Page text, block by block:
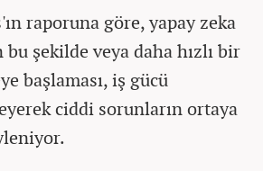
raporuna göre, yapay zeka
şekilde veya daha hızlı bir
başlaması, iş gücü
ciddi sorunların ortaya